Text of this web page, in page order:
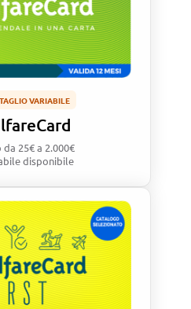
TAGLIO VARIABILE
da 25€ a 2.000€
disponibile